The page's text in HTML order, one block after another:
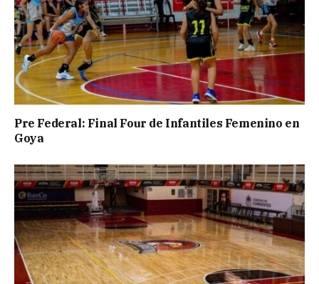
Pre Federal: Final Four de Infantiles Femenino en
Goya